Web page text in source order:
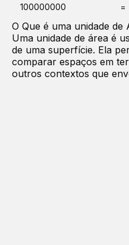
100000000 =
O Que é uma unidade de
Uma unidade de área é
de uma superfície. Ela
comparar espaços em
outros contextos que